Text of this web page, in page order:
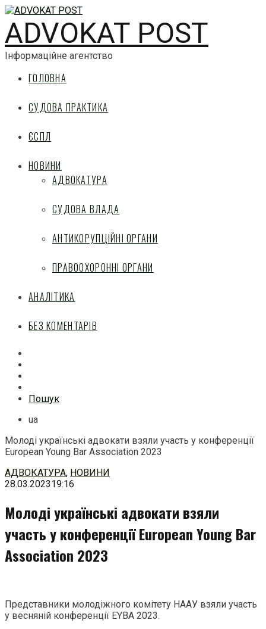
ADVOKAT POST
Інформаційне агентство
ГОЛОВНА
СУДОВА ПРАКТИКА
ЄСПЛ
НОВИНИ
АДВОКАТУРА
СУДОВА ВЛАДА
АНТИКОРУПЦІЙНІ ОРГАНИ
ПРАВООХОРОННІ ОРГАНИ
АНАЛІТИКА
БЕЗ КОМЕНТАРІВ
Пошук
ua
Молоді українські адвокати взяли участь у конференції
European Young Bar Association 2023
Перейти
до
АДВОКАТУРА, НОВИНИ
28.03.202319:16
Молоді українські адвокати взяли
участь у конференції European Young Bar
Association 2023
Представники молодіжного комітету НААУ взяли участь
у весняній конференції EYBA 2023.